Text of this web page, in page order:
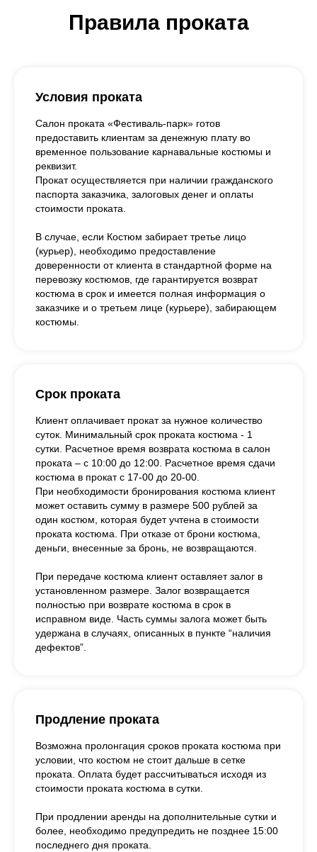
Правила проката
Условия проката
Салон проката «Фестиваль-парк» готов
предоставить клиентам за денежную плату во
временное пользование карнавальные костюмы и
реквизит.
Прокат осуществляется при наличии гражданского
паспорта заказчика, залоговых денег и оплаты
стоимости проката.
В случае, если Костюм забирает третье лицо
(курьер), необходимо предоставление
доверенности от клиента в стандартной форме на
перевозку костюмов, где гарантируется возврат
костюма в срок и имеется полная информация о
заказчике и о третьем лице (курьере), забирающем
костюмы.
Срок проката
Клиент оплачивает прокат за нужное количество
суток. Минимальный срок проката костюма - 1
сутки. Расчетное время возврата костюма в салон
проката – с 10:00 до 12:00. Расчетное время сдачи
костюма в прокат с 17-00 до 20-00.
При необходимости бронирования костюма клиент
может оставить сумму в размере 500 рублей за
один костюм, которая будет учтена в стоимости
проката костюма. При отказе от брони костюма,
деньги, внесенные за бронь, не возвращаются.
При передаче костюма клиент оставляет залог в
установленном размере. Залог возвращается
полностью при возврате костюма в срок в
исправном виде. Часть суммы залога может быть
удержана в случаях, описанных в пункте “наличия
дефектов”.
Продление проката
Возможна пролонгация сроков проката костюма при
условии, что костюм не стоит дальше в сетке
проката. Оплата будет рассчитываться исходя из
стоимости проката костюма в сутки.
При продлении аренды на дополнительные сутки и
более, необходимо предупредить не позднее 15:00
последнего дня проката.